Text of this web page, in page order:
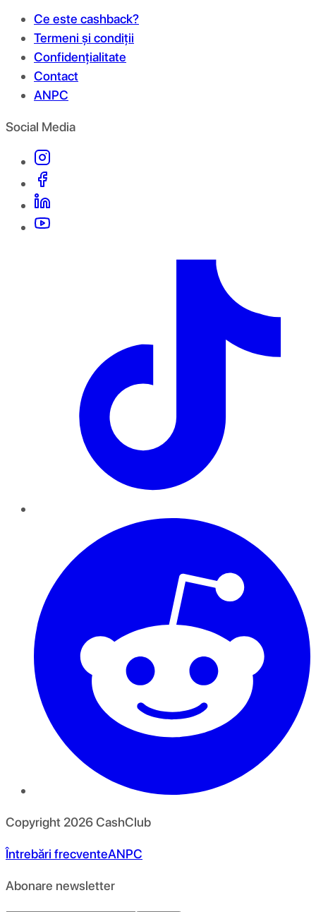
Ce este cashback?
Termeni și condiții
Confidențialitate
Contact
ANPC
Social Media
Copyright 2026CashClub
Întrebări frecventeANPC
Abonare newsletter